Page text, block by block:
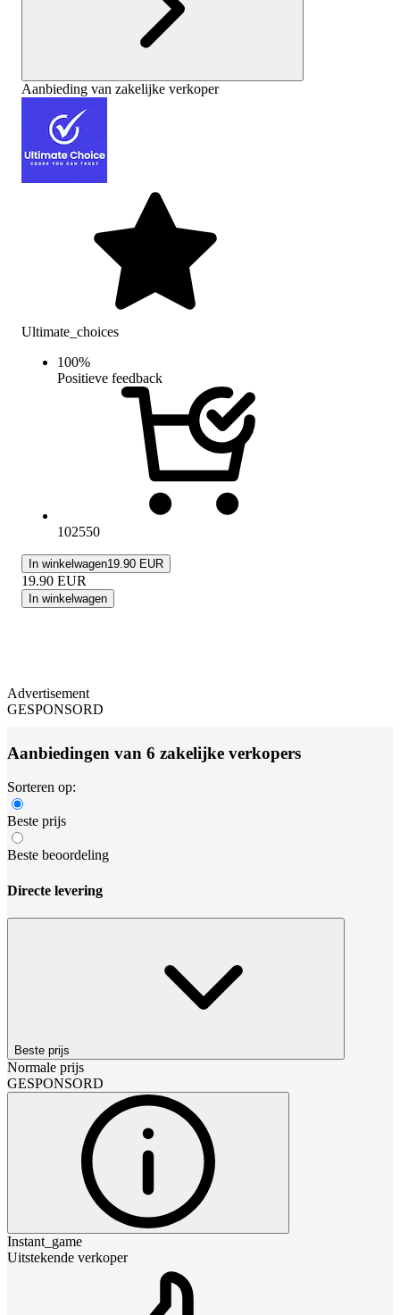
Aanbieding van zakelijke verkoper
Ultimate_choices
100%
Positieve feedback
102550
In winkelwagen19.90 EUR
19.90 EUR
In winkelwagen
Advertisement
GESPONSORD
Aanbiedingen van 6 zakelijke verkopers
Sorteren op:
Beste prijs
Beste beoordeling
Directe levering
Beste prijs
Normale prijs
GESPONSORD
Instant_game
Uitstekende verkoper